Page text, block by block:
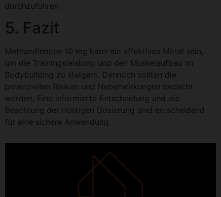
durchzuführen.
5. Fazit
Methandienone 10 mg kann ein effektives Mittel sein,
um die Trainingsleistung und den Muskelaufbau im
Bodybuilding zu steigern. Dennoch sollten die
potenziellen Risiken und Nebenwirkungen bedacht
werden. Eine informierte Entscheidung und die
Beachtung der richtigen Dosierung sind entscheidend
für eine sichere Anwendung.